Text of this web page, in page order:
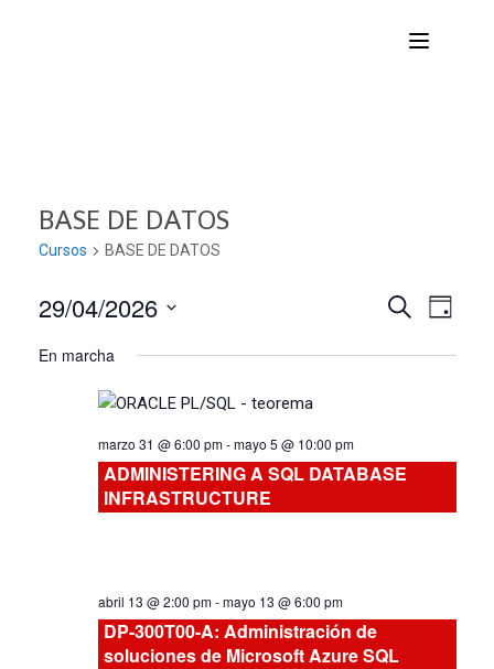
BASE DE DATOS
Cursos BASE DE DATOS
de
y
vistas
Cursos
BUSCAR
de
DÍA
29/04/2026
fecha.
En marcha
marzo 31 @ 6:00 pm-mayo 5 @ 10:00 pm
ADMINISTERING A SQL DATABASE
INFRASTRUCTURE
abril 13 @ 2:00 pm-mayo 13 @ 6:00 pm
DP-300T00-A: Administración de
soluciones de Microsoft Azure SQL